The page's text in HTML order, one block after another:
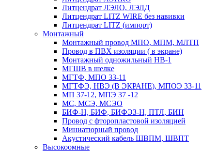
Литцендрат ЛЭЛО, ЛЭЛД
Литцендрат LITZ WIRE без навивки
Литцендрат LITZ (импорт)
Монтажный
Монтажный провод МПО, МПМ, МЛТП
Провод в ПВХ изоляции ( в экране)
Монтажный одножильный HB-1
МГШВ в шелке
МГТФ, МПО 33-11
МГТФЭ, НВЭ (В ЭКРАНЕ), МПОЭ 33-11
МП 37-12, МПЭ 37 -12
МС, МСЭ, МСЭО
БИФ-Н, БИФ, БИФЭЗ-Н, ПТЛ, БИН
Провод с фторопластовой изоляцией
Миниатюрный провод
Акустический кабель ШВПМ, ШВПТ
Высокоомные